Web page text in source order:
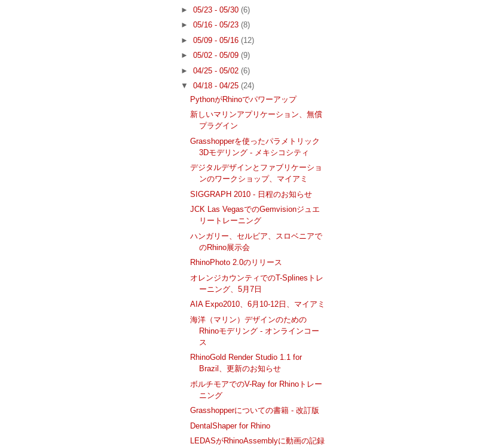
► 05/23 - 05/30 (6)
► 05/16 - 05/23 (8)
► 05/09 - 05/16 (12)
► 05/02 - 05/09 (9)
► 04/25 - 05/02 (6)
▼ 04/18 - 04/25 (24)
PythonがRhinoでパワーアップ
新しいマリンアプリケーション、無償
プラグイン
Grasshopperを使ったパラメトリック
3Dモデリング - メキシコシティ
デジタルデザインとファブリケーショ
ンのワークショップ、マイアミ
SIGGRAPH 2010 - 日程のお知らせ
JCK Las VegasでのGemvisionジュエ
リートレーニング
ハンガリー、セルビア、スロベニアで
のRhino展示会
RhinoPhoto 2.0のリリース
オレンジカウンティでのT-Splinesトレ
ーニング、5月7日
AIA Expo2010、6月10-12日、マイアミ
海洋（マリン）デザインのための
Rhinoモデリング - オンラインコー
ス
RhinoGold Render Studio 1.1 for
Brazil、更新のお知らせ
ボルチモアでのV-Ray for Rhinoトレー
ニング
Grasshopperについての書籍 - 改訂版
DentalShaper for Rhino
LEDASがRhinoAssemblyに動画の記録